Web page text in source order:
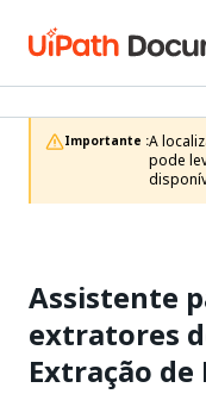
Importante :A
pode
Assistente
extratores
Extração de